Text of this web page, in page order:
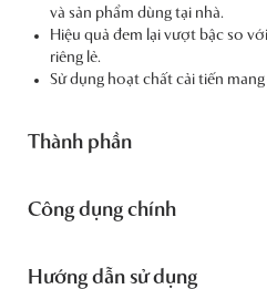
và sản phẩm dùng tại nhà.
Hiệu quả đem lại vượt bậc so
riêng lẻ.
Sử dụng hoạt chất cải tiến
Thành phần
Công dụng chính
Hướng dẫn sử dụng